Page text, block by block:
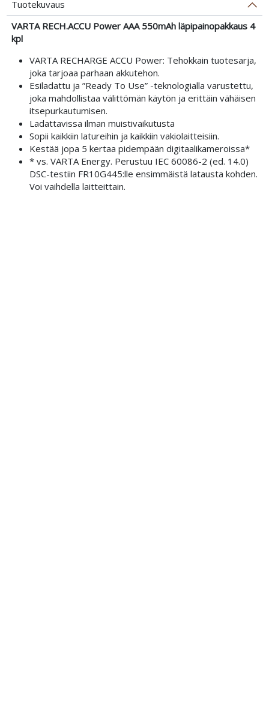
Tuotekuvaus
VARTA RECH.ACCU Power AAA 550mAh läpipainopakkaus 4
kpl
VARTA RECHARGE ACCU Power: Tehokkain tuotesarja,
joka tarjoaa parhaan akkutehon.
Esiladattu ja ”Ready To Use” -teknologialla varustettu,
joka mahdollistaa välittömän käytön ja erittäin vähäisen
itsepurkautumisen.
Ladattavissa ilman muistivaikutusta
Sopii kaikkiin latureihin ja kaikkiin vakiolaitteisiin.
Kestää jopa 5 kertaa pidempään digitaalikameroissa*
* vs. VARTA Energy. Perustuu IEC 60086-2 (ed. 14.0)
DSC-testiin FR10G445:lle ensimmäistä latausta kohden.
Voi vaihdella laitteittain.